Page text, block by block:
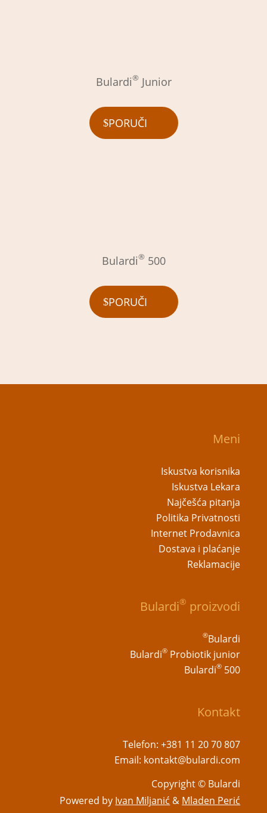
Bulardi® Junior
PORUČI
Bulardi® 500
PORUČI
Meni
Iskustva korisnika
Iskustva Lekara
Najčešća pitanja
Politika Privatnosti
Internet Prodavnica
Dostava i plaćanje
Reklamacije
Bulardi® proizvodi
Bulardi
®
Bulardi® Probiotik junior
Bulardi® 500
Kontakt
Telefon:+381 11 20 70 807
Email: kontakt@bulardi.com
Copyright © Bulardi
Powered by Ivan Miljanić & Mladen Perić